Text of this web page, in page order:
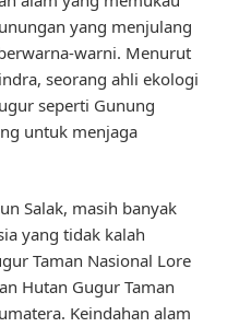
yang menjulang
warni. Menurut
seorang ahli ekologi
seperti Gunung
untuk menjaga
Salak, masih banyak
yang tidak kalah
Taman Nasional Lore
Hutan Gugur Taman
Keindahan alam